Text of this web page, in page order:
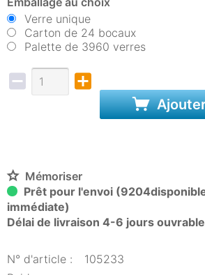
Verre unique
Carton de 24 bocaux
Palette de 3960 verres
Mémoriser
Prêt pour l'envoi
immédiate)
Délai de livraison 4-6 jours
N° d'article :
105233